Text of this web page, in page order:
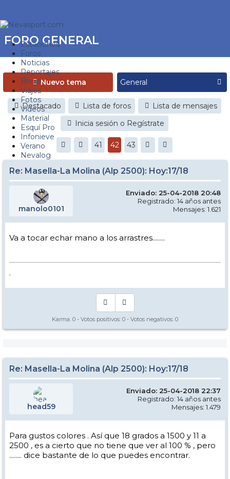
Estaciones
Foros
Noticias
Reportajes
Blogs
Viajes
Fotos
Videos
Material
Esquí Pro
Infonieve
Verano
Nevalog
FORO GENERAL
Nuevo tema
Destacado Lista de foros
Lista de mensajes
Inicia sesión o Regístrate
41 42 43
Re: Masella-La Molina (Alp 2500): Hoy:17/18
manolo0101
Enviado: 25-04-2018 20:48
Registrado: 14 años antes
Mensajes: 1.621
Va a tocar echar mano a los arrastres........
.
Karma: 0 - Votos positivos: 0 - Votos negativos: 0
Re: Masella-La Molina (Alp 2500): Hoy:17/18
head59
Enviado: 25-04-2018 22:37
Registrado: 14 años antes
Mensajes: 1.479
Para gustos colores . Así que 18 grados a 1500 y 11 a
2500 , es a cierto que no tiene que ver al 100 % , pero
........ dice bastante de lo que puedes encontrar.